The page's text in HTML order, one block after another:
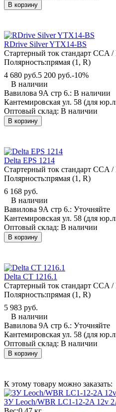
В корзину
RDrive Silver YTX14-BS
Стартерный ток стандарт CCA
Полярность:прямая (1, R)
4 680 руб.5 200 руб.-10%
В наличии
Вавилова 9А стр 6.: В наличии
Кантемировская ул. 58 (для
Оптовый склад: В наличии
В корзину
Delta EPS 1214
Стартерный ток стандарт CCA
Полярность:прямая (1, R)
6 168 руб.
В наличии
Вавилова 9А стр 6.: Уточняйте
Кантемировская ул. 58 (для
Оптовый склад: В наличии
В корзину
Delta CT 1216.1
Стартерный ток стандарт CCA
Полярность:прямая (1, R)
5 983 руб.
В наличии
Вавилова 9А стр 6.: Уточняйте
Кантемировская ул. 58 (для
Оптовый склад: В наличии
В корзину
К этому товару можно заказать:
ЗУ Leoch/WBR LC1-12-2A 12v